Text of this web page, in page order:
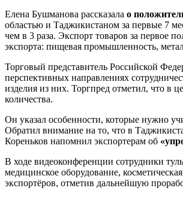
Елена Бушманова рассказала о
областью и Таджикистаном за первые 7
чем в 3 раза. Экспорт товаров за первое
экспорта: пищевая промышленность,
Торговый представитель Российской
перспективных направлениях
изделия из них. Торгпред отметил, что в
количества.
Он указал особенности, которые нужно
Обратил внимание на то, что в
Кореньков напомнил экспортерам об
В ходе видеоконференции сотрудники
медицинское оборудование,
экспортёров, отметив дальнейшую